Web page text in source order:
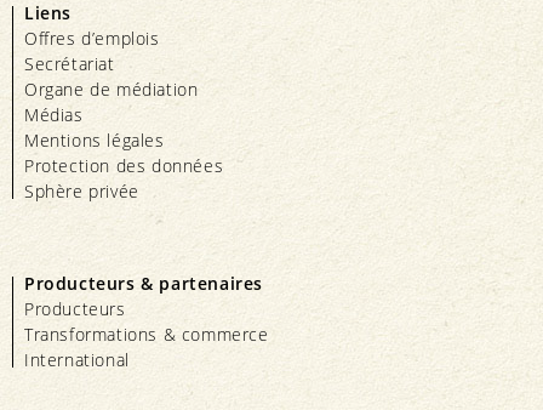
Liens
Offres d’emplois
Secrétariat
Organe de médiation
Médias
Mentions légales
Protection des données
Sphère privée
Producteurs & partenaires
Producteurs
Transformations & commerce
International